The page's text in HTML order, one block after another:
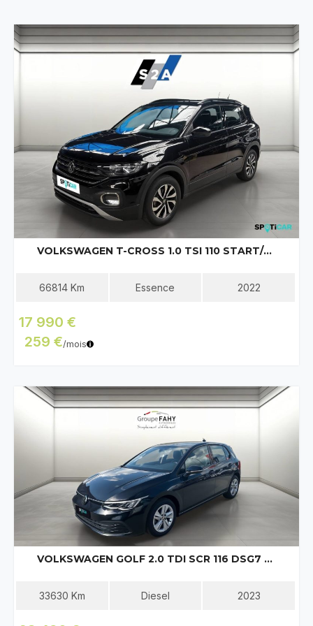
VOLKSWAGEN T-CROSS 1.0 TSI 110 START/STOP BVM6 ACTIVE
66814 Km Essence 2022
17 990 €
259 €/mois
VOLKSWAGEN GOLF 2.0 TDI SCR 116 DSG7 LIFE PLUS
33630 Km Diesel 2023